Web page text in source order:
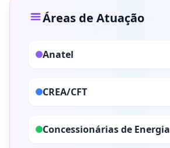
Áreas de Atuação
Anatel
CREA/CFT
Concessionárias de Energia